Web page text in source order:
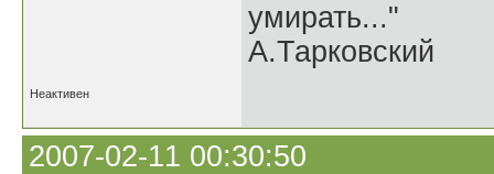
умирать..."
А.Тарковский
Неактивен
2007-02-11 00:30:50